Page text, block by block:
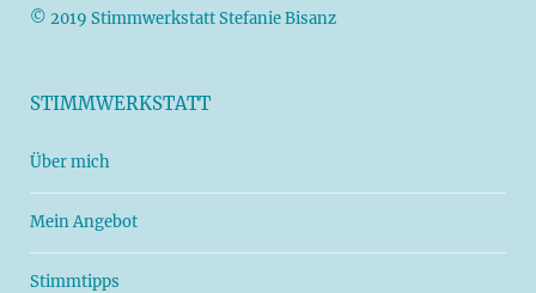
© 2019 Stimmwerkstatt Stefanie Bisanz
STIMMWERKSTATT
Über mich
Mein Angebot
Stimmtipps